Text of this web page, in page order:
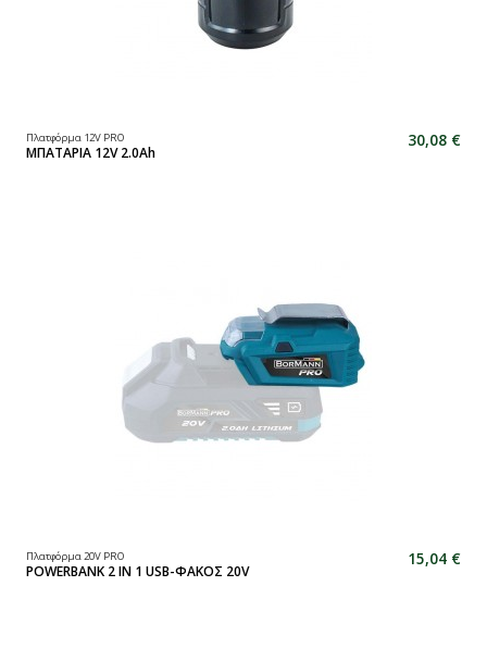
Πλατφόρμα 12V PRO
ΜΠΑΤΑΡΙΑ 12V 2.0Ah
30,08 €
Πλατφόρμα 20V PRO
POWERBANK 2 IN 1 USB-ΦΑΚΟΣ 20V
15,04 €